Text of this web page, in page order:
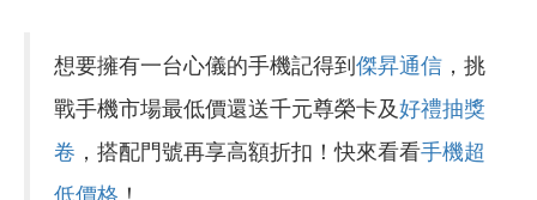
想要擁有一台心儀的手機記得到 傑昇通信 ，挑
戰手機市場最低價還送千元尊榮卡及好禮抽獎
卷 ，搭配門號再享高額折扣！快來看看手機超